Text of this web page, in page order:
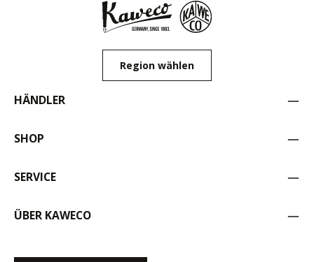
Region wählen
HÄNDLER
SHOP
SERVICE
ÜBER KAWECO